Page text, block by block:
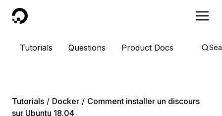
DigitalOcean
Tutorials Questions Product Docs
Tutorials Docker
Comment installer un discours
sur Ubuntu 18.04